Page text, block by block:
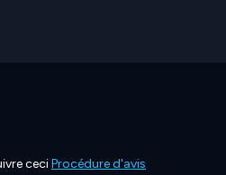
ceciProcédure d'avis